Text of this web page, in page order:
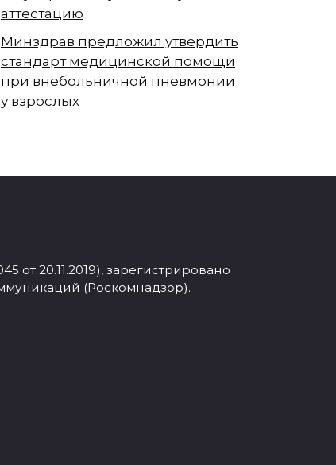
аттестацию
Минздрав предложил утвердить
стандарт медицинской помощи
при внебольничной пневмонии
у взрослых
20.11.2019), зарегистрировано
(Роскомнадзор).